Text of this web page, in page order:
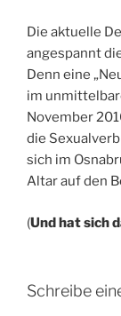
Die aktuelle
angespannt
Denn eine
im
November
die
sich im
Altar auf den
(Und hat sich
Schreibe